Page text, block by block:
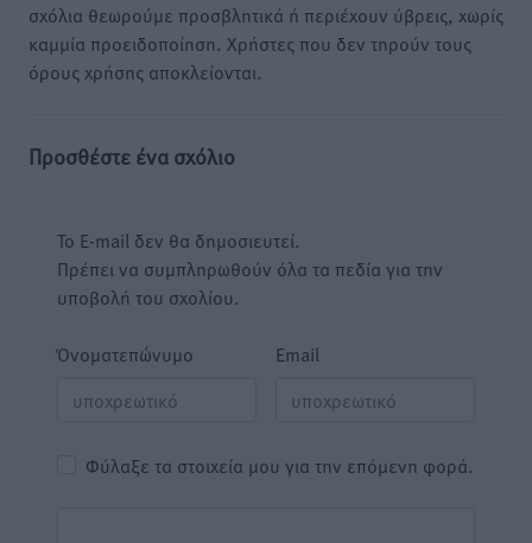
σχόλια θεωρούμε προσβλητικά ή περιέχουν ύβρεις, χωρίς
καμμία προειδοποίηση. Χρήστες που δεν τηρούν τους
όρους χρήσης αποκλείονται.
Προσθέστε ένα σχόλιο
Το E-mail δεν θα δημοσιευτεί.
Πρέπει να συμπληρωθούν όλα τα πεδία για την
υποβολή του σχολίου.
Όνοματεπώνυμο Email
Φύλαξε τα στοιχεία μου για την επόμενη φορά.